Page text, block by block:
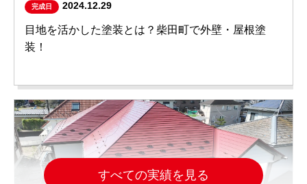
完成日 2024.12.29
目地を活かした塗装とは？柴田町で外壁・屋根塗
装！
すべての実績を見る